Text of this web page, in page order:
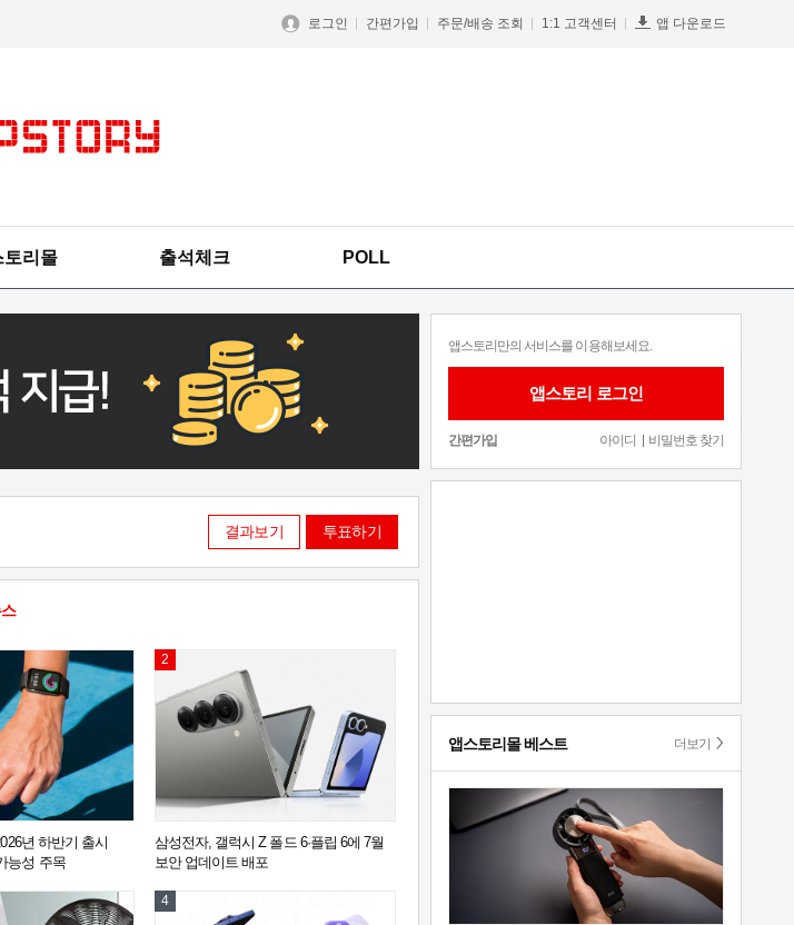
로그인 간편가입 주문/배송 조회 1:1 고객센터 앱 다운로드
토리몰 출석체크 POLL
앱스토리만의 서비스를 이용해보세요.
앱스토리 로그인
간편가입 아이디 비밀번호 찾기
결과보기 투표하기
년 하반기 출시
능성 주목
2
삼성전자, 갤럭시 Z 폴드 6·플립 6에 7월
보안 업데이트 배포
4
앱스토리몰 베스트 더보기